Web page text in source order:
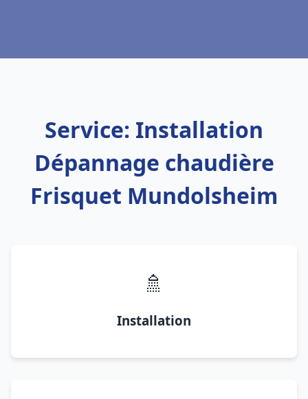
Service: Installation
Dépannage chaudière
Frisquet Mundolsheim
🚿
Installation